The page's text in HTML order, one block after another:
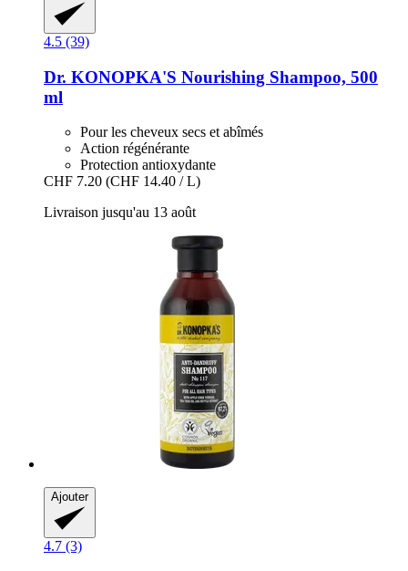
4.5 (39)
Dr. KONOPKA'S Nourishing Shampoo, 500
ml
Pour les cheveux secs et abîmés
Action régénérante
Protection antioxydante
CHF 7.20 (CHF 14.40 / L)
Livraison jusqu'au 13 août
Ajouter
4.7 (3)